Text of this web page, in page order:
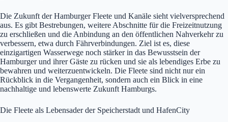
Die Zukunft der Hamburger Fleete und Kanäle sieht vielversprechend
aus. Es gibt Bestrebungen, weitere Abschnitte für die Freizeitnutzung
zu erschließen und die Anbindung an den öffentlichen Nahverkehr zu
verbessern, etwa durch Fährverbindungen. Ziel ist es, diese
einzigartigen Wasserwege noch stärker in das Bewusstsein der
Hamburger und ihrer Gäste zu rücken und sie als lebendiges Erbe zu
bewahren und weiterzuentwickeln. Die Fleete sind nicht nur ein
Rückblick in die Vergangenheit, sondern auch ein Blick in eine
nachhaltige und lebenswerte Zukunft Hamburgs.
Die Fleete als Lebensader der Speicherstadt und HafenCity